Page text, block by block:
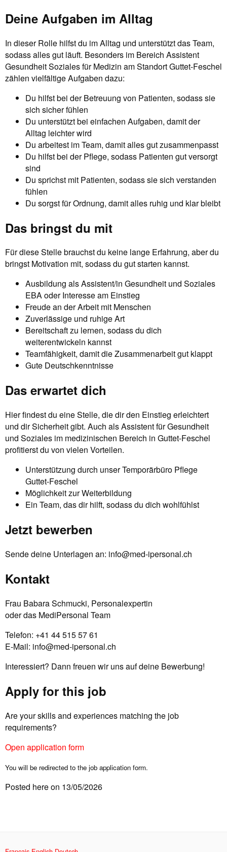
Deine Aufgaben im Alltag
In dieser Rolle hilfst du im Alltag und unterstützt das Team,
sodass alles gut läuft. Besonders im Bereich Assistent
Gesundheit Soziales für Medizin am Standort Guttet-Feschel
zählen vielfältige Aufgaben dazu:
Du hilfst bei der Betreuung von Patienten, sodass sie
sich sicher fühlen
Du unterstützt bei einfachen Aufgaben, damit der
Alltag leichter wird
Du arbeitest im Team, damit alles gut zusammenpasst
Du hilfst bei der Pflege, sodass Patienten gut versorgt
sind
Du sprichst mit Patienten, sodass sie sich verstanden
fühlen
Du sorgst für Ordnung, damit alles ruhig und klar bleibt
Das bringst du mit
Für diese Stelle brauchst du keine lange Erfahrung, aber du
bringst Motivation mit, sodass du gut starten kannst.
Ausbildung als Assistent/in Gesundheit und Soziales
EBA oder Interesse am Einstieg
Freude an der Arbeit mit Menschen
Zuverlässige und ruhige Art
Bereitschaft zu lernen, sodass du dich
weiterentwickeln kannst
Teamfähigkeit, damit die Zusammenarbeit gut klappt
Gute Deutschkenntnisse
Das erwartet dich
Hier findest du eine Stelle, die dir den Einstieg erleichtert
und dir Sicherheit gibt. Auch als Assistent für Gesundheit
und Soziales im medizinischen Bereich in Guttet-Feschel
profitierst du von vielen Vorteilen.
Unterstützung durch unser Temporärbüro Pflege
Guttet-Feschel
Möglichkeit zur Weiterbildung
Ein Team, das dir hilft, sodass du dich wohlfühlst
Jetzt bewerben
Sende deine Unterlagen an: info@med-ipersonal.ch
Kontakt
Frau Babara Schmucki, Personalexpertin
oder das MediPersonal Team
Telefon: +41 44 515 57 61
E-Mail: info@med-ipersonal.ch
Interessiert? Dann freuen wir uns auf deine Bewerbung!
Apply for this job
Are your skills and experiences matching the job
requirements?
Open application form
You will be redirected to the job application form.
Posted here on 13/05/2026